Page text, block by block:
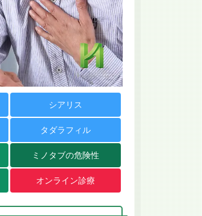
シアリス
タダラフィル
ミノタブの危険性
オンライン診療